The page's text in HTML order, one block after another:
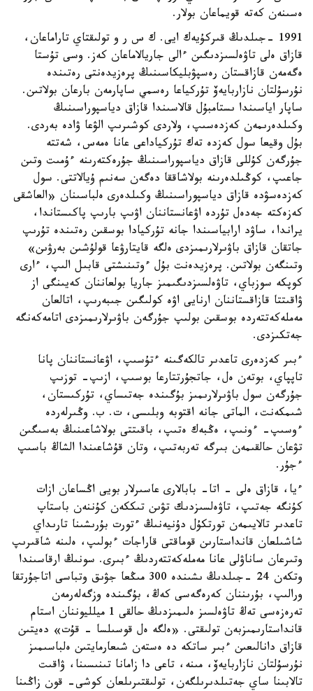
ەسىنەن كەتە قويماعان بولار.
1991 -جىلدىڭ قىركۇيەك ايى. ك س ر و تولىقتاي تاراماعان،
قازاق ەلى تاۋەلسىزدىگىن ءالى جاريالاماعان كەز. وسى تۇستا
ەگەمەن قازاقستان رەسپۋبليكاسىنىڭ پرەزيدەنتى رەتىندە
نۇرسۇلتان نازاربايەۆ تۇركياعا رەسمي ساپارمەن بارعان بولاتىن.
ساپار اياسىندا ىستامبۇل قالاسىندا قازاق دياسپوراسىنىڭ
وكىلدەرىمەن كەزدەسىپ، ولاردى كوشىرىپ الۋعا ۋادە بەردى.
بۇل وقيعا سول كەزدە تەك تۇركياداعى عانا ەمەس، شەتتە
جۇرگەن كۇللى قازاق دياسپوراسىنىڭ جۇرەكتەرىنە ءۇمىت وتىن
جاعىپ، كوڭىلدەرىنە بولاشاققا دەگەن سەنىم ۇيالاتتى. سول
كەزدەسۋدە قازاق دياسپوراسىنىڭ وكىلدەرى ەلباسىنان «العاشقى
كەزەكتە جەدەل تۇردە اۋعانستاننان اۋىپ بارىپ پاكىستاندا،
يراندا، ساۋد ارابياسىندا جانە تۇركيادا بوسقىن رەتىندە تۇرىپ
جاتقان قازاق باۋىرلارىمىزدى ەلگە قايتارۋعا قولۇشىن بەرۋىن»
وتىنگەن بولاتىن. پرەزيدەنت بۇل ءوتىنىشتى قابىل الىپ، ءارى
كوپكە سوزباي، تاۋەلسىزدىگىمىز جاريا بولعاننان كەيىنگى از
ۋاقىتتا قازاقستاننان ارنايى اۋە كولىگىن جىبەرىپ، اتالعان
مەملەكەتتەردە بوسقىن بولىپ جۇرگەن باۋىرلارىمىزدى اتامەكەنگە
جەتكىزدى.
ءبىر كەزدەرى تاعدىر تالكەگىنە ءتۇسىپ، اۋعانستاننان پانا
تاپپاي، بوتەن ەل، جاتجۇرتتارعا بوسىپ، ازىپ- توزىپ
جۇرگەن سول باۋىرلارىمىز بۇگىندە جەتىساي، تۇركىستان،
شىمكەنت، الماتى جانە اقتوبە وبلىسى، ت. ب. وڭىرلەردە
ءوسىپ- ءونىپ، ەڭبەك ەتىپ، باقىتتى بولاشاعىنىڭ بەسىگىن
تۋعان حالقىمەن بىرگە تەربەتىپ، وتان قۇشاعىندا الشاڭ باسىپ
ءجۇر.
ءيا، قازاق ەلى - اتا- بابالارى عاسىرلار بويى اڭساعان ازات
كۇنگە جەتىپ، تاۋەلسىزدىك تۋىن تىككەن كۇننەن باستاپ
تاعدىر تالايىمەن تورتكۇل دۇنيەنىڭ ءتورت بۇرىشىنا تارىداي
شاشىلعان قانداستارىن قوماقتى قاراجات ءبولىپ، ەلىنە شاقىرىپ
وتىرعان ساناۋلى عانا مەملەكەتتەردىڭ ءبىرى. سونىڭ ارقاسىندا
وتكەن 24 -جىلدىڭ ىشىندە 300 مىڭعا جۋىق وتباسى اتاجۇرتقا
ورالىپ، بۇرىننان كەرەگەسى كەڭ، بۇگىندە وزگەلەرمەن
تەرەزەسى تەڭ تاۋەلسىز ەلىمىزدىڭ حالقى 1 ميلليوننان استام
قانداستارىمىزبەن تولىقتى. «ەلگە ەل قوسىلسا - قۇت» دەيتىن
قازاق دانالىعىن ءبىر ساتكە دە ەستەن شىعارمايتىن ەلباسىمىز
نۇرسۇلتان نازاربايەۆ، مىنە، تاعى دا زامانا تىنىسىنا، ۋاقىت
تالابىنا ساي جەتىلدىرىلگەن، تولىقتىرىلعان كوشى- قون زاڭىنا